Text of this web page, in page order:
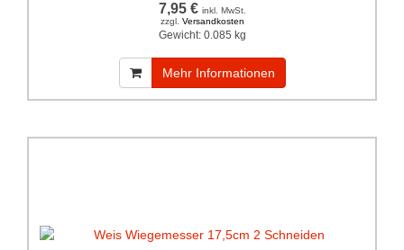
7,95 € inkl. MwSt.
zzgl. Versandkosten
Gewicht: 0.085 kg
Mehr Informationen